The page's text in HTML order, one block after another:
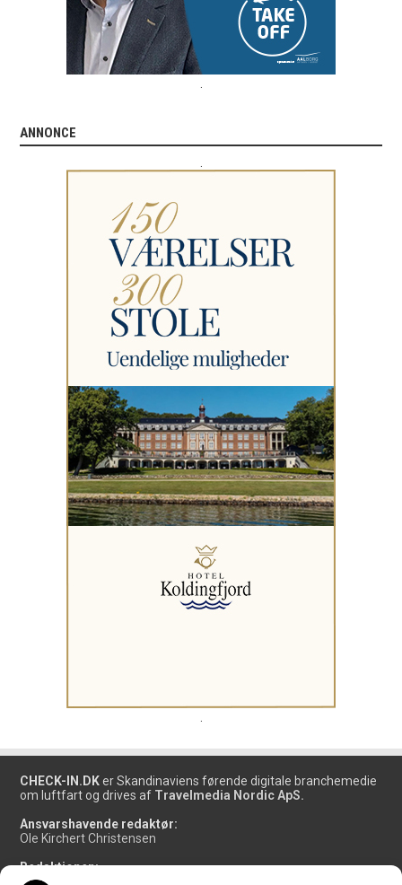
.
ANNONCE
.
.
CHECK-IN.DK er Skandinaviens førende digitale branchemedie
om luftfart og drives af Travelmedia Nordic ApS.
Ansvarshavende redaktør:
Ole Kirchert Christensen
Redaktionen:
Christian Granhøj Skouboe